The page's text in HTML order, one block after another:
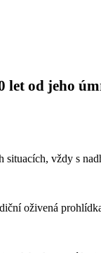
od jeho
vždy s
oživená